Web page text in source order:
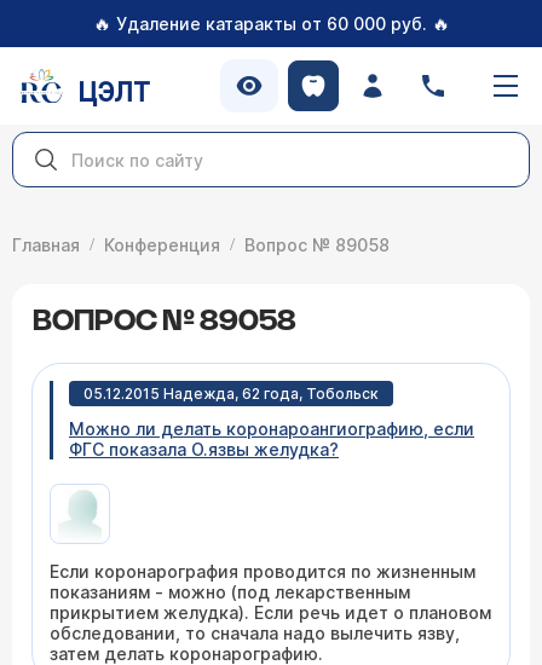
🔥 Удаление катаракты от 60 000 руб. 🔥
ЦЭЛТ
Главная Конференция Вопрос № 89058
ВОПРОС № 89058
05.12.2015 Надежда, 62 года, Тобольск
Можно ли делать коронароангиографию, если
ФГС показала О.язвы желудка?
Если коронарография проводится по жизненным
показаниям - можно (под лекарственным
прикрытием желудка). Если речь идет о плановом
обследовании, то сначала надо вылечить язву,
затем делать коронарографию.